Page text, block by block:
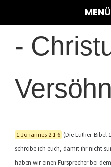
MENÜ
-
1.Johannes 2:1-6 (Die Luther-Bibel
schreibe ich euch, damit ihr nicht
haben wir einen Fürsprecher bei